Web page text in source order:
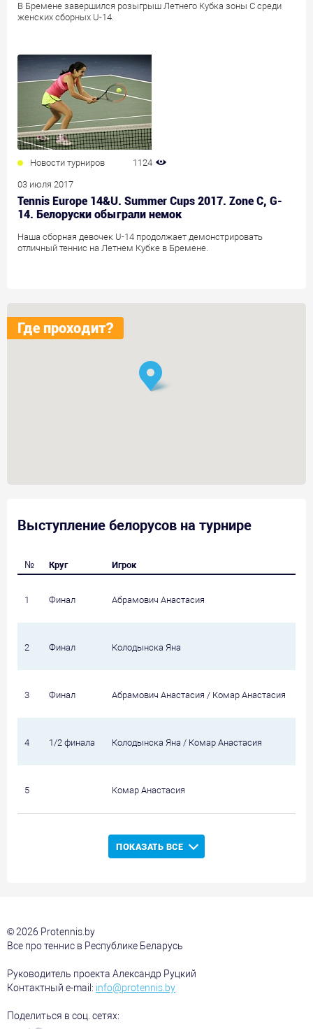
В Бремене завершился розыгрыш Летнего Кубка зоны С среди
женских сборных U-14.
Новости турниров 1124
03 июля 2017
Tennis Europe 14&U. Summer Cups 2017. Zone C, G-
14. Белоруски обыграли немок
Наша сборная девочек U-14 продолжает демонстрировать
отличный теннис на Летнем Кубке в Бремене.
Где проходит?
Выступление белорусов на турнире
№ Круг Игрок
1 Финал Абрамович Анастасия
2 Финал Колодынска Яна
3 Финал Абрамович Анастасия / Комар Анастасия
4 1/2 финала Колодынска Яна / Комар Анастасия
5 Комар Анастасия
ПОКАЗАТЬ ВСЕ
© 2026 Protennis.by
Все про теннис в Республике Беларусь
Руководитель проекта Александр Руцкий
Контактный e-mail: info@protennis.by
Поделиться в соц. сетях: